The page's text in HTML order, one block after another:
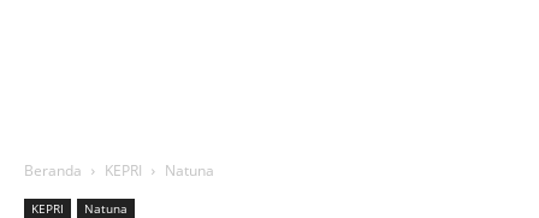
Beranda KEPRI Natuna
KEPRI Natuna